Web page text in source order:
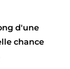
d'une
chance